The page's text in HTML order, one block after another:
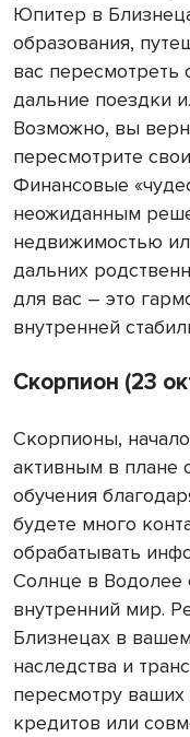
Юпитер в
образования,
вас
дальние поездки
Возможно, вы
пересмотрите
Финансовые
неожиданным
недвижимостью
дальних
для вас – это
внутренней
Скорпион (23
Скорпионы,
активным в плане
обучения
будете много
обрабатывать
Солнце в Водолее
внутренний мир.
Близнецах в
наследства и
пересмотру ваших
кредитов или